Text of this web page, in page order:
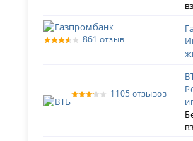
861 отзыв
1105 отзывов